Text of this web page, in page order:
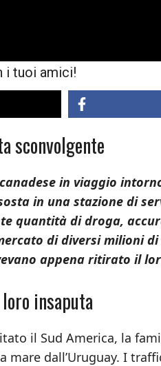
i tuoi amici!
sconvolgente
in viaggio
in una stazione di
quantità di droga,
di diversi milioni
appena ritirato il
insaputa
il Sud America, la
mare dall’Uruguay. I